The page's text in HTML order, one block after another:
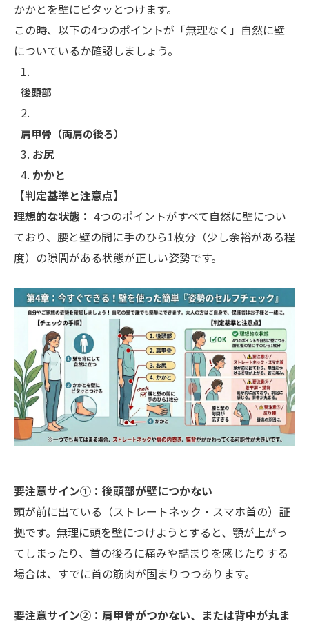
かかとを壁にピタッとつけます。
この時、以下の4つのポイントが「無理なく」自然に壁
についているか確認しましょう。
後頭部
肩甲骨（両肩の後ろ）
お尻
かかと
【判定基準と注意点】
理想的な状態： 4つのポイントがすべて自然に壁につい
ており、腰と壁の間に手のひら1枚分（少し余裕がある程
度）の隙間がある状態が正しい姿勢です。
要注意サイン①：後頭部が壁につかない
頭が前に出ている（ストレートネック・スマホ首の）証
拠です。無理に頭を壁につけようとすると、顎が上がっ
てしまったり、首の後ろに痛みや詰まりを感じたりする
場合は、すでに首の筋肉が固まりつつあります。
要注意サイン②：肩甲骨がつかない、または背中が丸ま